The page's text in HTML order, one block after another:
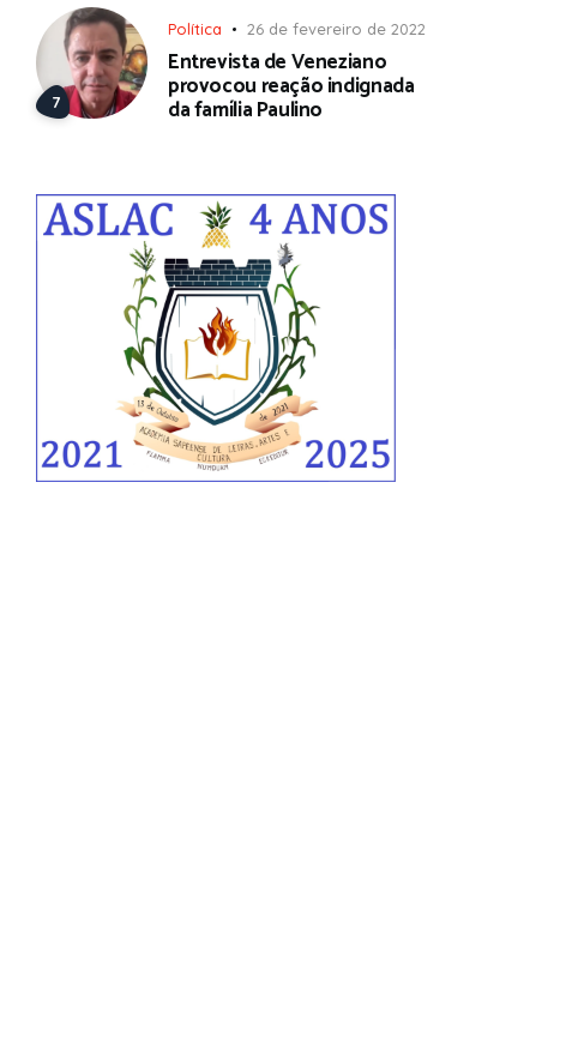
Política 26 de fevereiro de 2022
Entrevista de Veneziano
provocou reação indignada
da família Paulino